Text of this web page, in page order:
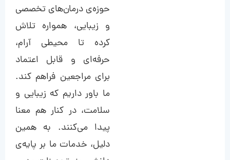
حوزه‌ی درمان‌های تخصصی
و زیبایی، همواره تلاش
کرده تا محیطی آرام،
حرفه‌ای و قابل اعتماد
برای مراجعین فراهم کند.
ما باور داریم که زیبایی و
سلامت، در کنار هم معنا
پیدا می‌کنند. به همین
دلیل، خدمات ما بر پایه‌ی